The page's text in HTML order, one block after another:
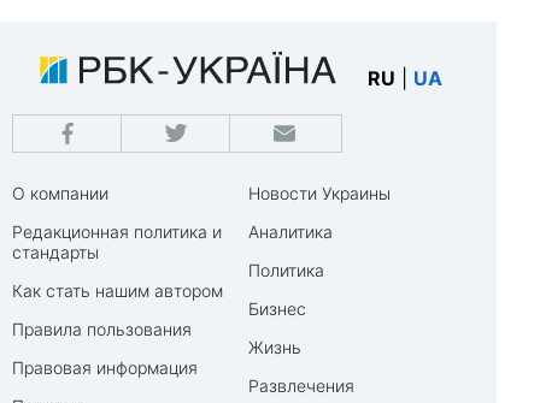
RU UA
О компании
Редакционная политика и
стандарты
Как стать нашим автором
Правила пользования
Правовая информация
Новости Украины
Аналитика
Политика
Бизнес
Жизнь
Развлечения